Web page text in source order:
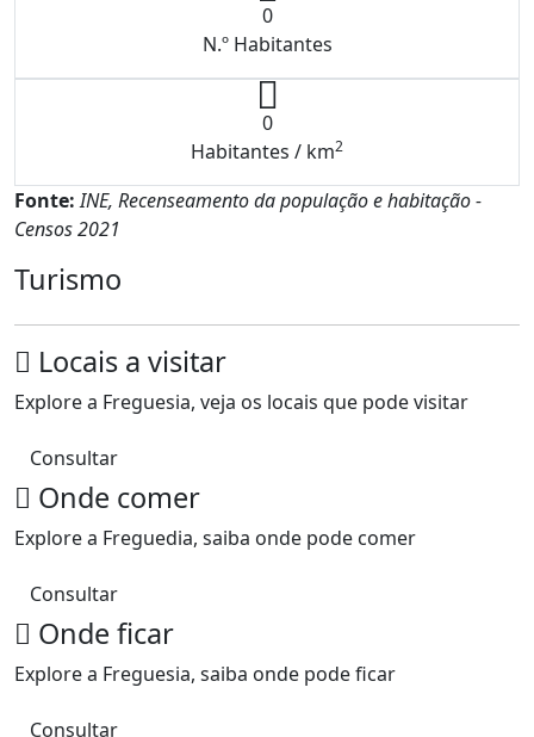
0
N.º Habitantes
0
Habitantes / km2
Fonte:INE, Recenseamento da população e habitação -
Censos 2021
Turismo
Locais a visitar
Explore a Freguesia, veja os locais que pode visitar
Consultar
Onde comer
Explore a Freguedia, saiba onde pode comer
Consultar
Onde ficar
Explore a Freguesia, saiba onde pode ficar
Consultar